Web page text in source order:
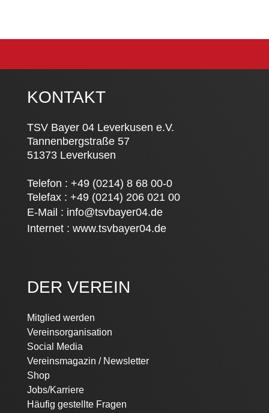
KONTAKT
TSV Bayer 04 Leverkusen e.V.
Tannenbergstraße 57
51373 Leverkusen
Telefon : +49 (0214) 8 68 00-0
Telefax : +49 (0214) 206 021 00
E-Mail : info@tsvbayer04.de
Internet : www.tsvbayer04.de
DER VEREIN
Navigation
überspringen
Mitglied werden
Vereinsorganisation
Social Media
Vereinsmagazin / Newsletter
Shop
Jobs/Karriere
Häufig gestellte Fragen